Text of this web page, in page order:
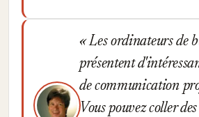
Les ordinateurs de
présentent
de communication
Vous pouvez coller